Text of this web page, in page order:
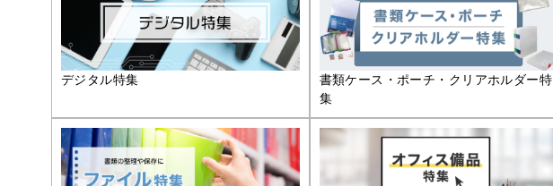
デジタル特集
書類ケース・ポーチ・クリアホルダー特
集